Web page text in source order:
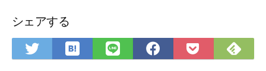
シェアする
Twitter
で
は
て
LINE
で
Facebook
で
Pocket
に
で